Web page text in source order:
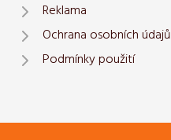
Reklama
Ochrana osobních údajů
Podmínky použití